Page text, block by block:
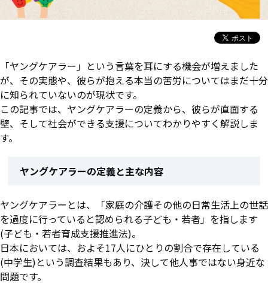
「ヤングケアラー」という言葉を耳にする機会が増えました
が、その実態や、彼らが抱える本当の苦労についてはまだ十分
に知られていないのが現状です。
この記事では、ヤングケアラーの定義から、彼らが直面する
壁、そして社会ができる支援についてわかりやすく解説しま
す。
ヤングケアラーの定義と主な内容
ヤングケアラーとは、「家庭の介護その他の日常生活上の世話
を過度に行っていると認められる子ども・若者」を指します
(子ども・若者育成支援推進法)。
日本においては、およそ17人にひとりの割合で存在している
(中学生)という調査結果もあり、決して他人事ではない身近な
問題です。